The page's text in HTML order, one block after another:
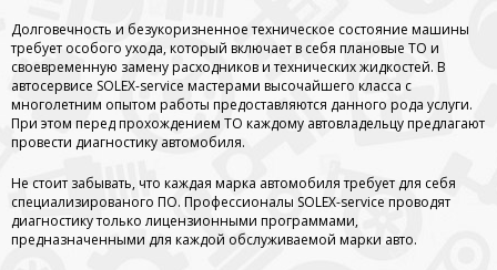
Долговечность и безукоризненное техническое состояние машины
требует особого ухода, который включает в себя плановые ТО и
своевременную замену расходников и технических жидкостей. В
автосервисе SOLEX-service мастерами высочайшего класса с
многолетним опытом работы предоставляются данного рода услуги.
При этом перед прохождением ТО каждому автовладельцу предлагают
провести диагностику автомобиля.
Не стоит забывать, что каждая марка автомобиля требует для себя
специализированого ПО. Профессионалы SOLEX-service проводят
диагностику только лицензионными программами,
предназначенными для каждой обслуживаемой марки авто.